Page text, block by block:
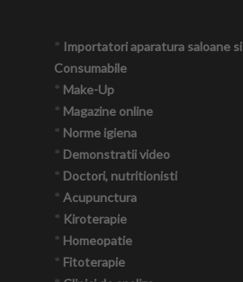
* Importatori aparatura saloane si
Consumabile
* Make-Up
* Magazine online
* Norme igiena
* Demonstratii video
* Doctori, nutritionisti
* Acupunctura
* Kiroterapie
* Homeopatie
* Fitoterapie